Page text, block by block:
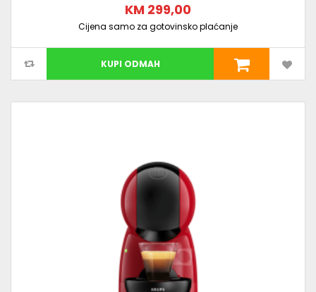
KM 299,00
Cijena samo za gotovinsko plaćanje
KUPI ODMAH